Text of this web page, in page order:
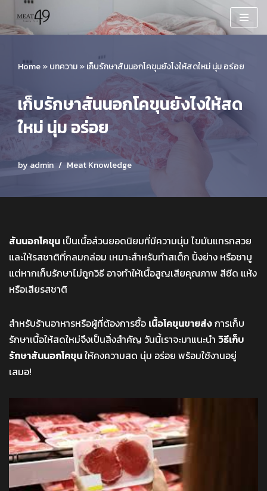
Skip
content
Home»บทความ»เก็บรักษาสันนอกโคขุนยังไงให้สดใหม่ นุ่ม อร่อย
เก็บรักษาสันนอกโคขุนยังไงให้สด
ใหม่ นุ่ม อร่อย
by admin Meat Knowledge
สันนอกโคขุน เป็นเนื้อส่วนยอดนิยมที่มีความนุ่ม ไขมันแทรกสวย
และให้รสชาติที่กลมกล่อม เหมาะสำหรับทำสเต็ก ปิ้งย่าง หรือชาบู
แต่หากเก็บรักษาไม่ถูกวิธี อาจทำให้เนื้อสูญเสียคุณภาพ สีซีด แห้ง
หรือเสียรสชาติ
สำหรับร้านอาหารหรือผู้ที่ต้องการซื้อ เนื้อโคขุนขายส่งการเก็บ
รักษาเนื้อให้สดใหม่จึงเป็นสิ่งสำคัญ วันนี้เราจะมาแนะนำ วิธีเก็บ
รักษาสันนอกโคขุนให้คงความสด นุ่ม อร่อย พร้อมใช้งานอยู่
เสมอ!